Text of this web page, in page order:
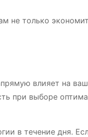
не только
влияет на
при выборе
в течение дня.